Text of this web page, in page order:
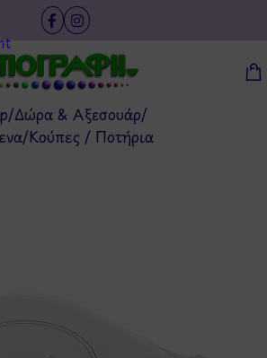
/Δώρα & Αξεσουάρ/
/Κούπες / Ποτήρια